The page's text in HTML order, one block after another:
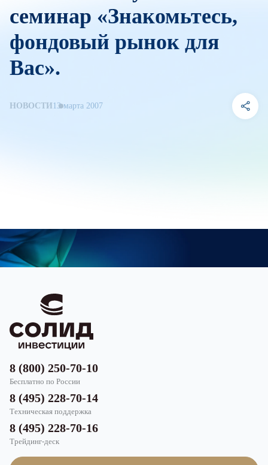
семинар «Знакомьтесь,
фондовый рынок для
Вас».
НОВОСТИ 13 марта 2007
8 (800) 250-70-10
Бесплатно по России
8 (495) 228-70-14
Техническая поддержка
8 (495) 228-70-16
Трейдинг-деск